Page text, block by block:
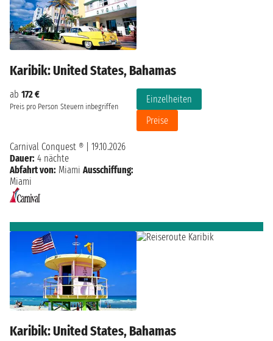
Karibik: United States, Bahamas
ab 172 €
Preis pro Person Steuern inbegriffen
Einzelheiten
Preise
Carnival Conquest ®
19.10.2026
Dauer: 4 nächte
Abfahrt von: Miami Ausschiffung:
Miami
Karibik: United States, Bahamas